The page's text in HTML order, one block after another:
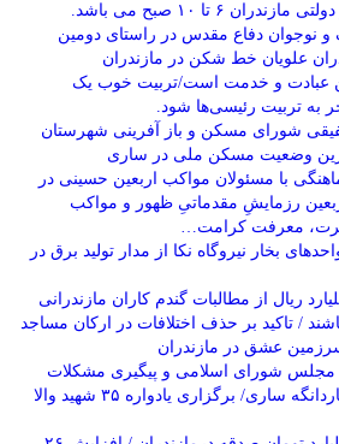
۶ تا ۱۰ صبح می باشد.
کودک و نوجوان دفاع مقدس در راستای دومین
علویان خط شکن در مازندران
عبادت و خدمت است/تربیت خوب یک
به تربیت رئیسی‌ها شود.
شورای مسکن و باز آفرینی شهرستان
وضعیت مسکن ملی در ساری
با مسئولان مواکب اربعین حسینی در
رزمایشِ مقدماتیِ ظهور و مواکب
معرفت کرامت…
بخار نیروگاه نکا از مدار تولید برق در
/ تاکید بر حذف اختلافات در ارکان مساجد
عشق در مازندران
مجلس شورای اسلامی و پیگیری مشکلات
روستاهای بخش چهاردانگه ساری/ برگزاری یادواره ۳۵ شهید والا